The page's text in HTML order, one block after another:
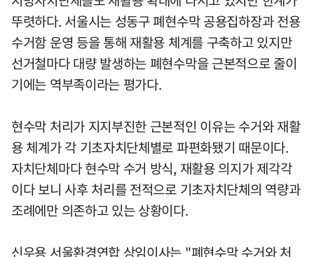
뚜렷하다. 서울시는 성동구 폐현수막 공용집하장과 전용
수거함 운영 등을 통해 재활용 체계를 구축하고 있지만
선거철마다 대량 발생하는 폐현수막을 근본적으로 줄이
기에는 역부족이라는 평가다.
현수막 처리가 지지부진한 근본적인 이유는 수거와 재활
용 체계가 각 기초자치단체별로 파편화됐기 때문이다.
자치단체마다 현수막 수거 방식, 재활용 의지가 제각각
이다 보니 사후 처리를 전적으로 기초자치단체의 역량과
조례에만 의존하고 있는 상황이다.
신우용 서울환경연합 상임이사는 "폐현수막 수거와 처